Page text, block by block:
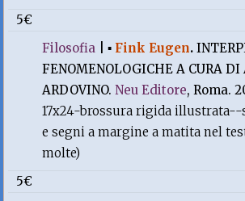
5€
Filosofia |▪ Fink Eugen.
FENOMENOLOGICHE A CURA DI
ARDOVINO.Neu Editore, Roma.
17x24-brossura rigida
e segni a margine a matita nel
molte)
5€